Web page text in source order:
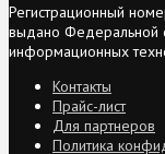
Регистрационный
выдано Федеральной
информационных
Контакты
Прайс-лист
Для партнеров
Политика